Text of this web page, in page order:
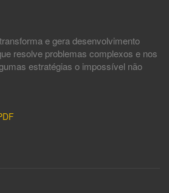
e gera desenvolvimento
resolve problemas complexos e nos
estratégias o impossível não